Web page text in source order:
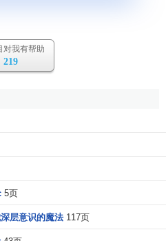
作表明威胁。如果我对你鼓
果你在台上演唱，大家不断地
的暗示，这会使你信心倍增。
暗示和自我暗示的作用。微笑
微笑是一个良好的暗示。
每天都在暗示我们。
对我有帮助
219
5页
层意识的魔法 117页